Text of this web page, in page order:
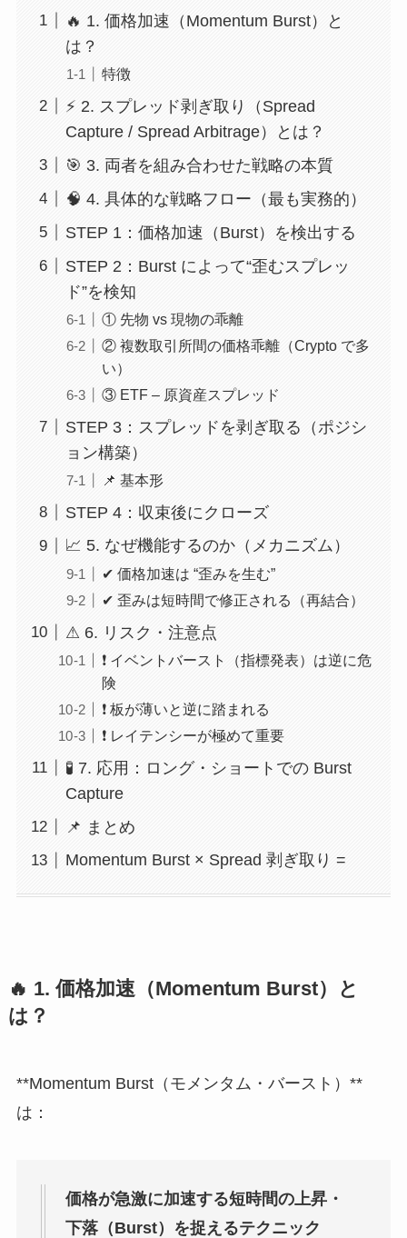
🔥 1. 価格加速（Momentum Burst）と
は？
特徴
⚡ 2. スプレッド剥ぎ取り（Spread
Capture / Spread Arbitrage）とは？
🎯 3. 両者を組み合わせた戦略の本質
🧠 4. 具体的な戦略フロー（最も実務的）
STEP 1：価格加速（Burst）を検出する
STEP 2：Burst によって“歪むスプレッ
ド”を検知
① 先物 vs 現物の乖離
② 複数取引所間の価格乖離（Crypto で多
い）
③ ETF – 原資産スプレッド
STEP 3：スプレッドを剥ぎ取る（ポジシ
ョン構築）
📌 基本形
STEP 4：収束後にクローズ
📈 5. なぜ機能するのか（メカニズム）
✔ 価格加速は “歪みを生む”
✔ 歪みは短時間で修正される（再結合）
⚠ 6. リスク・注意点
❗ イベントバースト（指標発表）は逆に危
険
❗ 板が薄いと逆に踏まれる
❗ レイテンシーが極めて重要
🧪 7. 応用：ロング・ショートでの Burst
Capture
📌 まとめ
Momentum Burst × Spread 剥ぎ取り =
🔥 1. 価格加速（Momentum Burst）と
は？
**Momentum Burst（モメンタム・バースト）**
は：
価格が急激に加速する短時間の上昇・
下落（Burst）を捉えるテクニック